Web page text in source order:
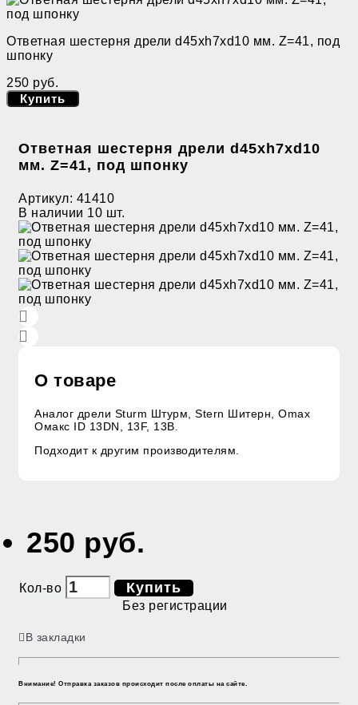
Ответная шестерня дрели d45хh7хd10 мм. Z=41, под
шпонку
250 руб.
Купить
Ответная шестерня дрели d45хh7хd10
мм. Z=41, под шпонку
Артикул: 41410
В наличии 10 шт.
О товаре
Аналог дрели Sturm Штурм, Stern Шитерн, Omax
Омакс ID 13DN, 13F, 13B.
Подходит к другим производителям.
250 руб.
Кол-во Купить
Без регистрации
В закладки
Внимание! Отправка заказов происходит после оплаты на сайте.